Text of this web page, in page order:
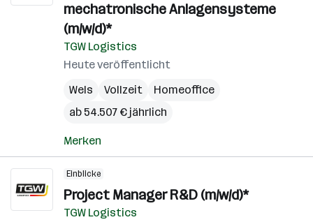
mechatronische Anlagensysteme
(m/w/d)*
TGW Logistics
Heute veröffentlicht
Wels
Vollzeit
Homeoffice
ab 54.507 € jährlich
Merken
Einblicke
Project Manager R&D (m/w/d)*
TGW Logistics